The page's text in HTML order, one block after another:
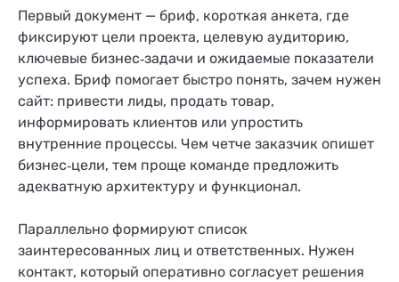
Первый документ — бриф, короткая анкета, где
фиксируют цели проекта, целевую аудиторию,
ключевые бизнес‑задачи и ожидаемые показатели
успеха. Бриф помогает быстро понять, зачем нужен
сайт: привести лиды, продать товар,
информировать клиентов или упростить
внутренние процессы. Чем четче заказчик опишет
бизнес‑цели, тем проще команде предложить
адекватную архитектуру и функционал.
Параллельно формируют список
заинтересованных лиц и ответственных. Нужен
контакт, который оперативно согласует решения